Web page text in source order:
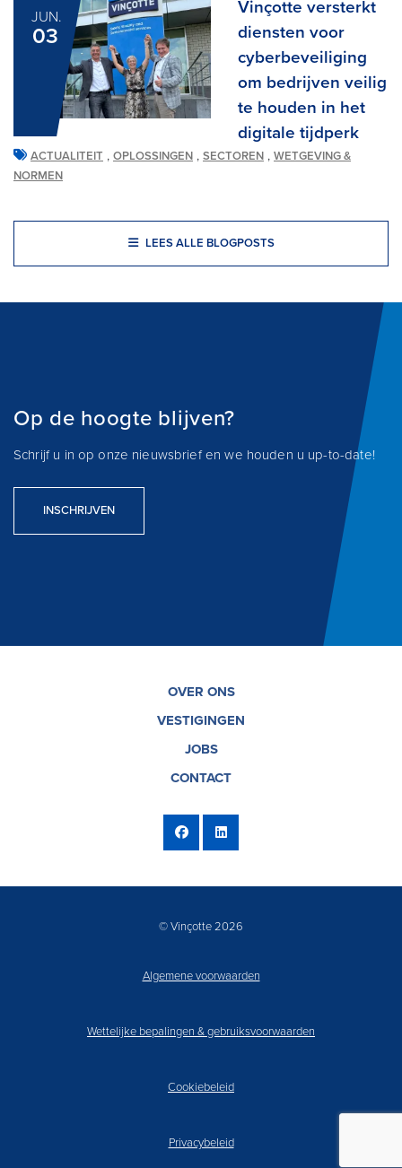
JUN.
03
Vinçotte versterkt
diensten voor
cyberbeveiliging
om bedrijven veilig
te houden in het
digitale tijdperk
ACTUALITEIT , OPLOSSINGEN , SECTOREN , WETGEVING &
NORMEN
LEES ALLE BLOGPOSTS
Op de hoogte blijven?
Schrijf u in op onze nieuwsbrief en we houden u up-to-date!
INSCHRIJVEN
OVER ONS
VESTIGINGEN
JOBS
CONTACT
© Vinçotte 2026
Algemene voorwaarden
Wettelijke bepalingen & gebruiksvoorwaarden
Cookiebeleid
Privacybeleid